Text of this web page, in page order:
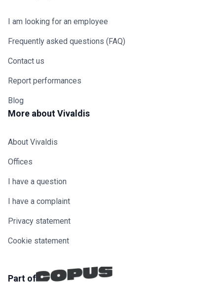
I am looking for an employee
Frequently asked questions (FAQ)
Contact us
Report performances
Blog
More about Vivaldis
About Vivaldis
Offices
I have a question
I have a complaint
Privacy statement
Cookie statement
Part of